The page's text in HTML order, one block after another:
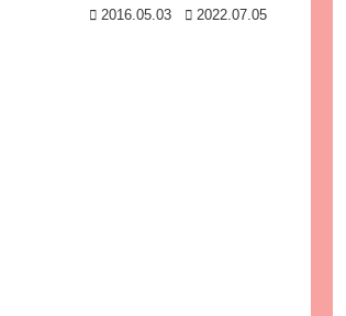
2016.05.03 2022.07.05